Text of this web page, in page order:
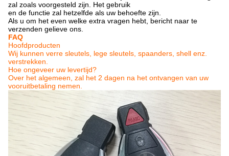
zal zoals voorgesteld zijn. Het gebruik
en de functie zal hetzelfde als uw behoefte zijn.
Als u om het even welke extra vragen hebt, bericht naar te
verzenden gelieve ons.
FAQ
Hoofdproducten
Wij kunnen verre sleutels, lege sleutels, spaanders, shell enz.
verstrekken.
Hoe ongeveer uw levertijd?
Over het algemeen, zal het 2 dagen na het ontvangen van uw
vooruitbetaling nemen.